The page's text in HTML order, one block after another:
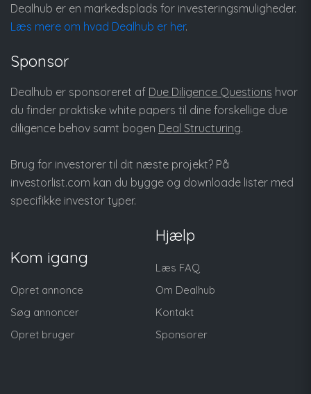
Dealhub er en markedsplads for investeringsmuligheder.
Læs mere om hvad Dealhub er her.
Sponsor
Dealhub er sponsoreret af Due Diligence Questions hvor
du finder praktiske white papers til dine forskellige due
diligence behov samt bogen Deal Structuring.
Brug for investorer til dit næste projekt? På
investorlist.com kan du bygge og downloade lister med
specifikke investor typer.
Kom igang
Opret annonce
Søg annoncer
Opret bruger
Hjælp
Læs FAQ
Om Dealhub
Kontakt
Sponsorer